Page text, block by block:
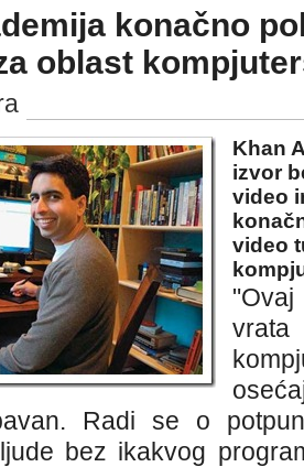
konačno
oblast
Khan
izvor
video
video
Radi se o
bez ikakvog